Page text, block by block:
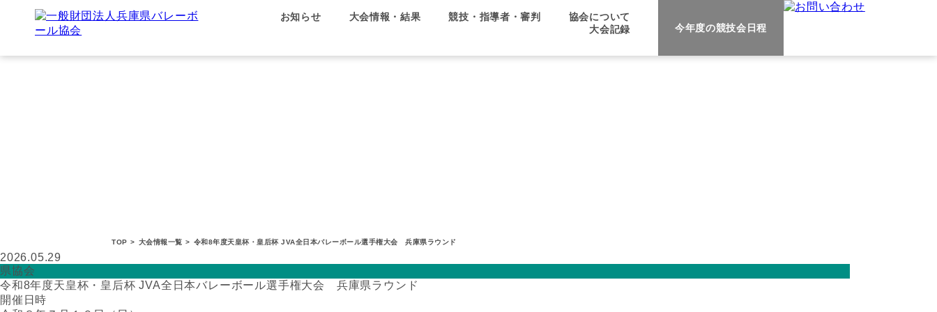
お知らせ 大会情報・結果 競技・指導者・審判
協会について
大会記録
今年度の競技会日程
TOP > 大会情報一覧 > 令和8年度天皇杯・皇后杯 JVA全日本バレーボール選手権大会 兵庫県ラウンド
2026.05.29
県協会
令和8年度天皇杯・皇后杯 JVA全日本バレーボール選手権大会 兵庫県ラウンド
開催日時